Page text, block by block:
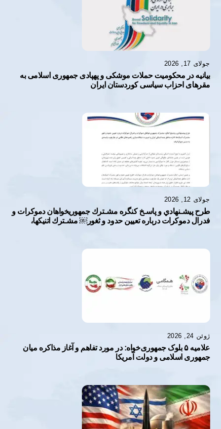
جولای 17, 2026
بیانیه در محکومیت حملات موشکی و پهپادی جمهوری اسلامی به
مقرهای احزاب سیاسی کوردستان ایران
جولای 12, 2026
طرح پيشـنهادي و پاسـخ كنگره مشـترك جمهوريخواهان دموكرات و
فدرال دموكرات درباره تعيين حدود و ثغور￼ مشـترك اتنيكها،
ژوئن 24, 2026
علاميه ۵ بلوک جمهوری خواه: در مورد تفاهم و آغاز مذاکره میان
جمهوری اسلامی و دولت آمریکا